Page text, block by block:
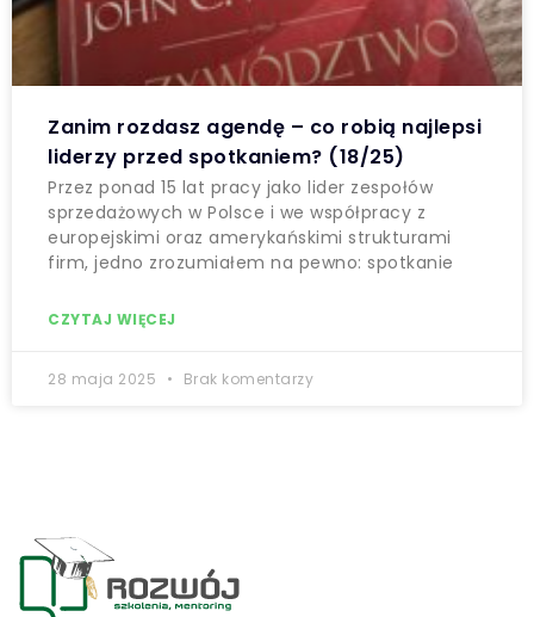
Zanim rozdasz agendę – co robią najlepsi
liderzy przed spotkaniem? (18/25)
Przez ponad 15 lat pracy jako lider zespołów
sprzedażowych w Polsce i we współpracy z
europejskimi oraz amerykańskimi strukturami
firm, jedno zrozumiałem na pewno: spotkanie
CZYTAJ WIĘCEJ
28 maja 2025 Brak komentarzy